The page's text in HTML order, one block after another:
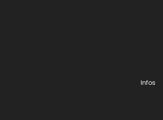
Infos